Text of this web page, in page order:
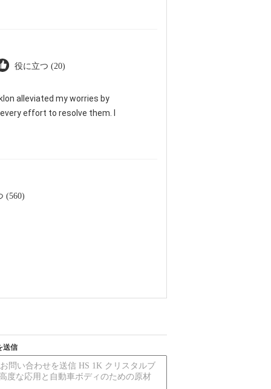
役に立つ (20)
alleviated my worries by
effort to resolve them. I
(560)
送信